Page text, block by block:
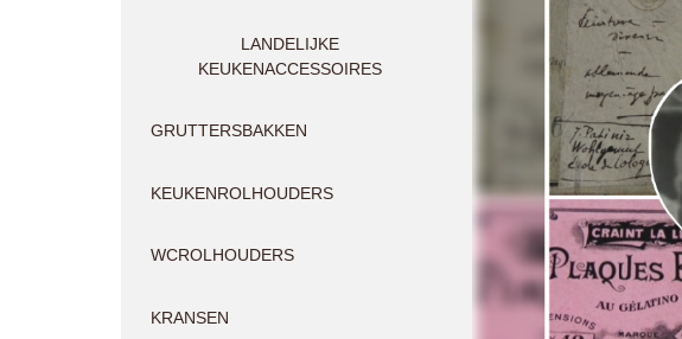
LANDELIJKE
KEUKENACCESSOIRES
GRUTTERSBAKKEN
KEUKENROLHOUDERS
WCROLHOUDERS
KRANSEN